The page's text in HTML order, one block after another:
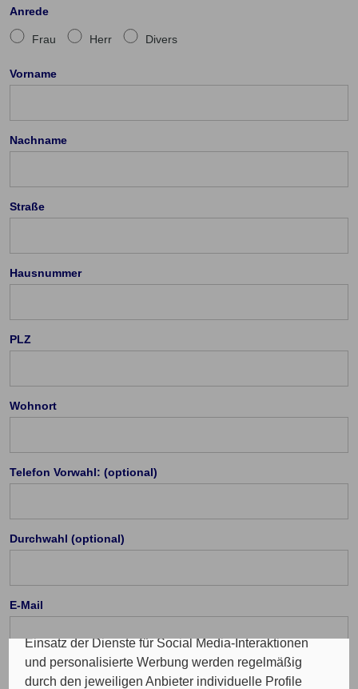
Die eingesetzten Cookies auf unserer Website
Nutzungsverhaltens, Social Media-Interaktionen, für
Programme sowie für personalisierte Werbung.
Insgesamt werden Ihre Daten an maximal sechs
Einsatz der Dienste für Social Media-Interaktionen
und personalisierte Werbung werden regelmäßig
durch den jeweiligen Anbieter individuelle Profile
Anrede
Frau Herr Divers
Vorname
Nachname
Straße
Hausnummer
PLZ
Wohnort
Telefon Vorwahl: (optional)
Durchwahl (optional)
E-Mail